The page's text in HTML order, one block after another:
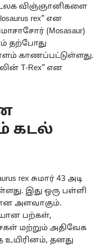
உலக விஞ்ஞானிகளை
rex” என
(Mosasaur)
தற்போது
காணப்பட்டுள்ளது.
T-Rex” என
கடல்
rex சுமார் 43 அடி
இது ஒரு பள்ளி
அளவாகும்.
பற்கள்,
மற்றும் அதிவேக
தனது